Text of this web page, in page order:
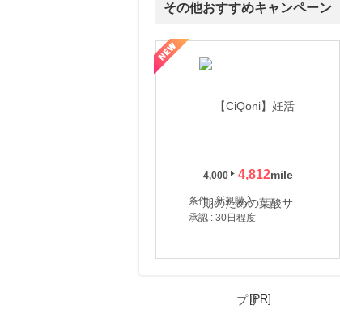
その他おすすめキャンペーン
4,000 4,812
条件 : 新規購入
承認 : 30日程度
【ロデオドライブ】創業70年の信頼と高価買取を実現！ブラン
【ファビウス公式EC】す
[PR]